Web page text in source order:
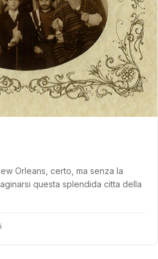
Orleans, certo, ma senza la
questa splendida citta della